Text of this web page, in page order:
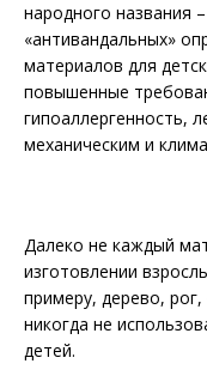
народного названия
«антивандальных»
материалов для
повышенные
гипоаллергенность,
механическим и
Далеко не каждый
изготовлении
примеру, дерево,
никогда не
детей.